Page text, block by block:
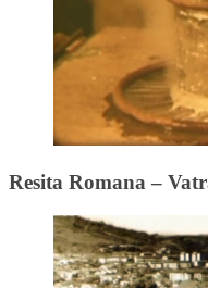
Resita Romana –